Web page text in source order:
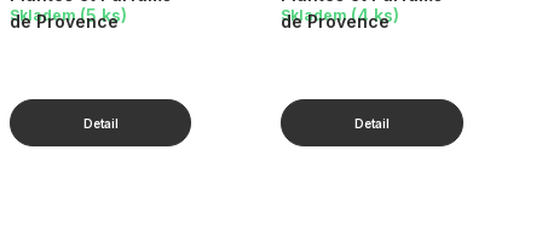
de Provence
Skladem (5 ks)
de Provence
Skladem (4 ks)